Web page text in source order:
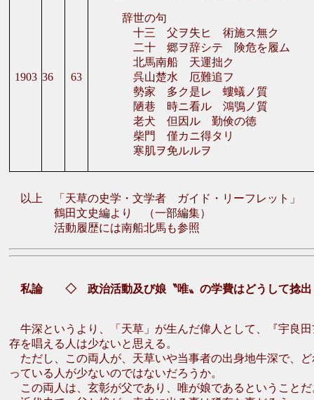
1903 36 63
辞世の句
十三 父ヲ失ヒ 術施ス無ク
二十 郷ヲ辞シテ 険危を履ム
北馬南船 天運拙ク
呉山楚水 厄難追フ
勢家 多ク是レ 螻蟻ノ質
陋巷 時ニ看ル 鴻鴞ノ質
老犬 但因ル 勤倹の徳
柴門 僅カニ得タリ
寒肌ヲ免ルルヲ
以上 「天草の史学・文学者 ガイド・リーフレット
鶴田文史編より （一部編集）
活動履歴には南船北馬も参照
私論 ◇ 政治活動及び娘〝唯〟の学費はどうして捻
牛深というより、「天草」が生んだ偉人として、『宇良
存を唱える人は少ないと思える。
ただし、この両人が、天草いや当事者の出身地牛深で、
っている人が少ないのではないだろうか。
この両人は、玄彰が父であり、唯が娘であるということだ